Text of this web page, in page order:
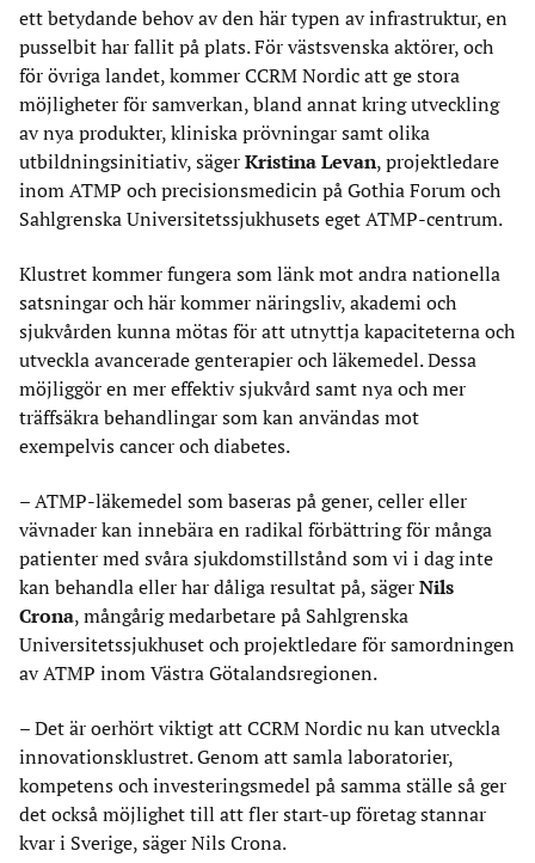
ett betydande behov av den här typen av infrastruktur, en
pusselbit har fallit på plats. För västsvenska aktörer, och
för övriga landet, kommer CCRM Nordic att ge stora
möjligheter för samverkan, bland annat kring utveckling
av nya produkter, kliniska prövningar samt olika
utbildningsinitiativ, säger Kristina Levan, projektledare
inom ATMP och precisionsmedicin på Gothia Forum och
Sahlgrenska Universitetssjukhusets eget ATMP-centrum.
Klustret kommer fungera som länk mot andra nationella
satsningar och här kommer näringsliv, akademi och
sjukvården kunna mötas för att utnyttja kapaciteterna och
utveckla avancerade genterapier och läkemedel. Dessa
möjliggör en mer effektiv sjukvård samt nya och mer
träffsäkra behandlingar som kan användas mot
exempelvis cancer och diabetes.
– ATMP-läkemedel som baseras på gener, celler eller
vävnader kan innebära en radikal förbättring för många
patienter med svåra sjukdomstillstånd som vi i dag inte
kan behandla eller har dåliga resultat på, säger Nils
Crona, mångårig medarbetare på Sahlgrenska
Universitetssjukhuset och projektledare för samordningen
av ATMP inom Västra Götalandsregionen.
– Det är oerhört viktigt att CCRM Nordic nu kan utveckla
innovationsklustret. Genom att samla laboratorier,
kompetens och investeringsmedel på samma ställe så ger
det också möjlighet till att fler start-up företag stannar
kvar i Sverige, säger Nils Crona.